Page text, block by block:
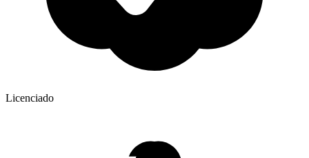
Licenciado